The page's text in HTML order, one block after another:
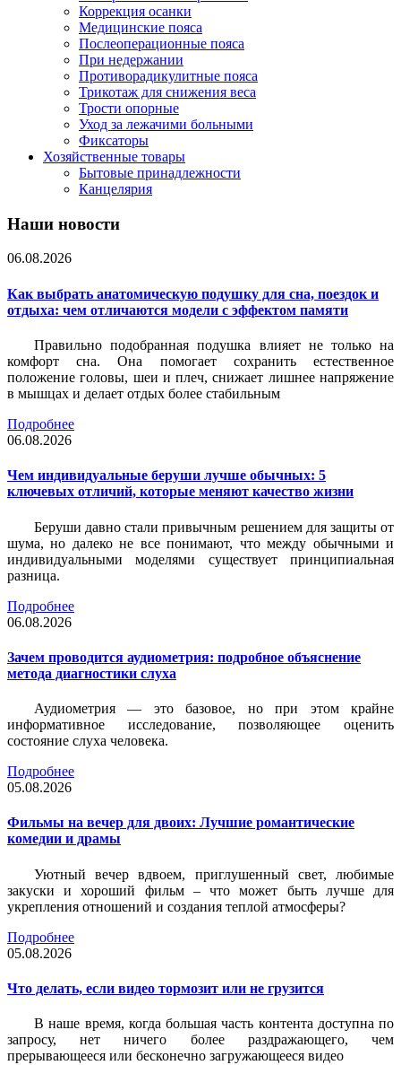
Коррекция осанки
Медицинские пояса
Послеоперационные пояса
При недержании
Противорадикулитные пояса
Трикотаж для снижения веса
Трости опорные
Уход за лежачими больными
Фиксаторы
Хозяйственные товары
Бытовые принадлежности
Канцелярия
Наши новости
06.08.2026
Как выбрать анатомическую подушку для сна, поездок и
отдыха: чем отличаются модели с эффектом памяти
Правильно подобранная подушка влияет не только на
комфорт сна. Она помогает сохранить естественное
положение головы, шеи и плеч, снижает лишнее напряжение
в мышцах и делает отдых более стабильным
Подробнее
06.08.2026
Чем индивидуальные беруши лучше обычных: 5
ключевых отличий, которые меняют качество жизни
Беруши давно стали привычным решением для защиты от
шума, но далеко не все понимают, что между обычными и
индивидуальными моделями существует принципиальная
разница.
Подробнее
06.08.2026
Зачем проводится аудиометрия: подробное объяснение
метода диагностики слуха
Аудиометрия — это базовое, но при этом крайне
информативное исследование, позволяющее оценить
состояние слуха человека.
Подробнее
05.08.2026
Фильмы на вечер для двоих: Лучшие романтические
комедии и драмы
Уютный вечер вдвоем, приглушенный свет, любимые
закуски и хороший фильм – что может быть лучше для
укрепления отношений и создания теплой атмосферы?
Подробнее
05.08.2026
Что делать, если видео тормозит или не грузится
В наше время, когда большая часть контента доступна по
запросу, нет ничего более раздражающего, чем
прерывающееся или бесконечно загружающееся видео